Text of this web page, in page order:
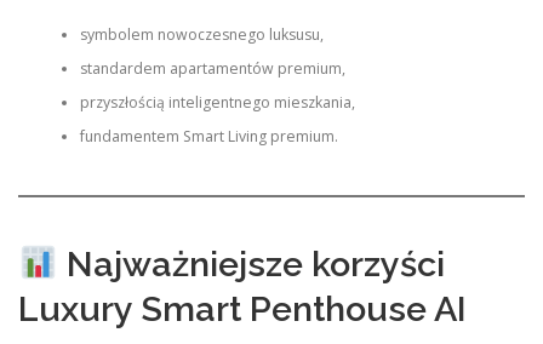
symbolem nowoczesnego luksusu,
standardem apartamentów premium,
przyszłością inteligentnego mieszkania,
fundamentem Smart Living premium.
Najważniejsze korzyści
Luxury Smart Penthouse AI